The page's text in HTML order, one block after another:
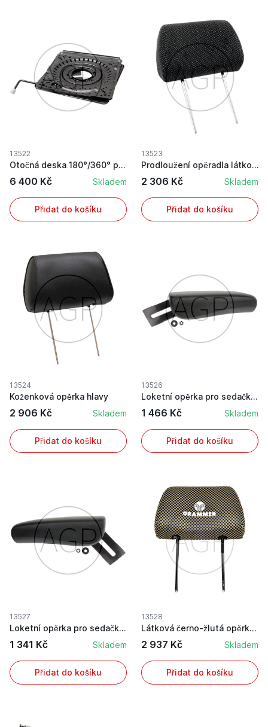
13522
Otočná deska 180°/360° pro stavební stroje Gram...
6 400 Kč Skladem
Přidat do košíku
13523
Prodloužení opěradla látkové Matrix
2 306 Kč Skladem
Přidat do košíku
13524
Koženková opěrka hlavy
2 906 Kč Skladem
Přidat do košíku
13526
Loketní opěrka pro sedačky Grammer pravá
1 466 Kč Skladem
Přidat do košíku
13527
Loketní opěrka pro sedačky Grammer levá
1 341 Kč Skladem
Přidat do košíku
13528
Látková černo-žlutá opěrka hlavy
2 937 Kč Skladem
Přidat do košíku